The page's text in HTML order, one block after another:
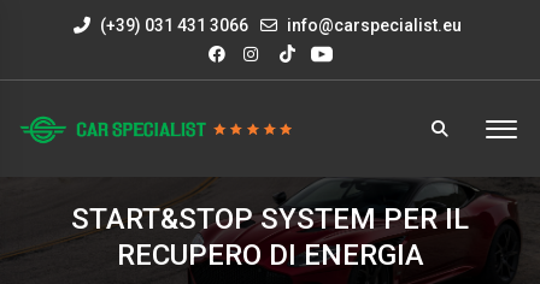
(+39) 031 431 3066 info@carspecialist.eu
START&STOP SYSTEM PER IL
RECUPERO DI ENERGIA